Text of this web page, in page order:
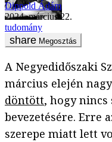
Dippold Ádám
2024. március 22.
tudomány
Megosztás
A Negyedidőszaki
március elején
döntött, hogy
bevezetésére. Erre
szerepe miatt lett